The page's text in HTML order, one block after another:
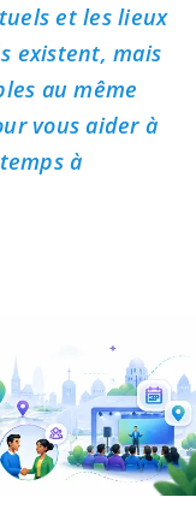
et les lieux
existent, mais
au même
vous aider à
à